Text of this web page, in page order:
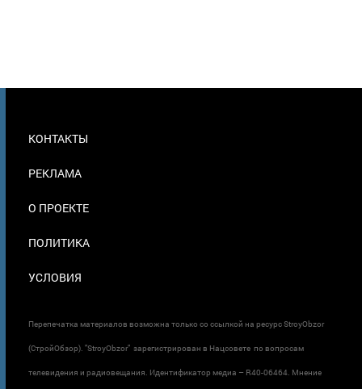
В
КОНТАКТЫ
РЕКЛАМА
О ПРОЕКТЕ
ПОЛИТИКА
УСЛОВИЯ
Перепечатка материалов возможна только со ссылкой на ресурс StroyObzor
(СтройОбзор). "StroyObzor" зарегистрирован в Нацсовете по вопросам
телевидения и радиовещания. Идентификатор медиа – R40-06464. Мнение